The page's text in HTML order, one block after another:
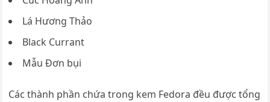
Lá Hương Thảo
Black Currant
Mẫu Đơn bụi
Các thành phần chứa trong kem Fedora đều được tổng